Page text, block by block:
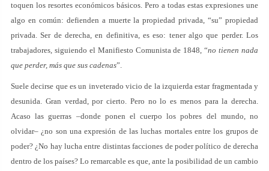
toquen los resortes económicos básicos. Pero a todas estas expresiones une
algo en común: defienden a muerte la propiedad privada, “su” propiedad
privada. Ser de derecha, en definitiva, es eso: tener algo que perder. Los
trabajadores, siguiendo el Manifiesto Comunista de 1848, “no tienen nada
que perder, más que sus cadenas”.
Suele decirse que es un inveterado vicio de la izquierda estar fragmentada y
desunida. Gran verdad, por cierto. Pero no lo es menos para la derecha.
Acaso las guerras –donde ponen el cuerpo los pobres del mundo, no
olvidar– ¿no son una expresión de las luchas mortales entre los grupos de
poder? ¿No hay lucha entre distintas facciones de poder político de derecha
dentro de los países? Lo remarcable es que, ante la posibilidad de un cambio